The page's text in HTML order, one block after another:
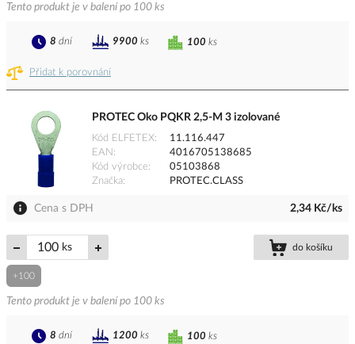
Tento produkt je v balení po 100 ks
Přidat k porovnání
100 ks
8 dní 9900 ks
PROTEC Oko PQKR 2,5-M 3 izolované
Kód ELFETEX
11.116.447
EAN
4016705138685
Kód výrobce
05103868
Značka
PROTEC.CLASS
Cena s DPH 2,34 Kč/ks
ks do košíku
+100
Tento produkt je v balení po 100 ks
100 ks
8 dní 1200 ks